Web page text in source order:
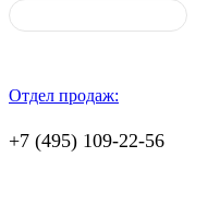
Отдел продаж:
+7 (495) 109-22-56